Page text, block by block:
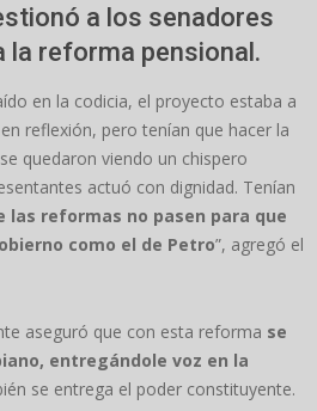
a los senadores
la reforma pensional.
en la codicia, el proyecto estaba a
reflexión, pero tenían que hacer la
quedaron viendo un chispero
actuó con dignidad. Tenían
las reformas no pasen para que
como el de Petro”, agregó el
aseguró que con esta reforma se
entregándole voz en la
se entrega el poder constituyente.